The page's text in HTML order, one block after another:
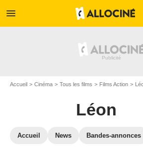
menu
Accueil Cinéma Tous les films Films Action
Léon
Accueil News Bandes-annonces